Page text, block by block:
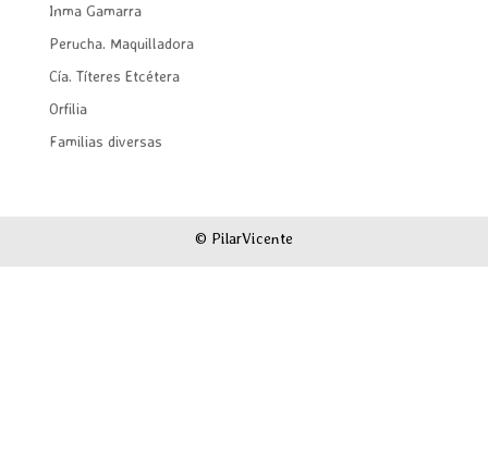
Inma Gamarra
Perucha. Maquilladora
Cía. Títeres Etcétera
Orfilia
Familias diversas
© PilarVicente